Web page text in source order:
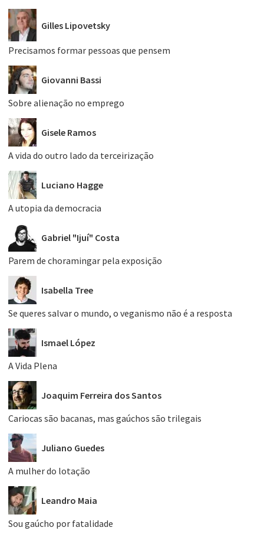
Gilles Lipovetsky
Precisamos formar pessoas que pensem
Giovanni Bassi
Sobre alienação no emprego
Gisele Ramos
A vida do outro lado da terceirização
Luciano Hagge
A utopia da democracia
Gabriel "Ijuí" Costa
Parem de choramingar pela exposição
Isabella Tree
Se queres salvar o mundo, o veganismo não é a resposta
Ismael López
A Vida Plena
Joaquim Ferreira dos Santos
Cariocas são bacanas, mas gaúchos são trilegais
Juliano Guedes
A mulher do lotação
Leandro Maia
Sou gaúcho por fatalidade